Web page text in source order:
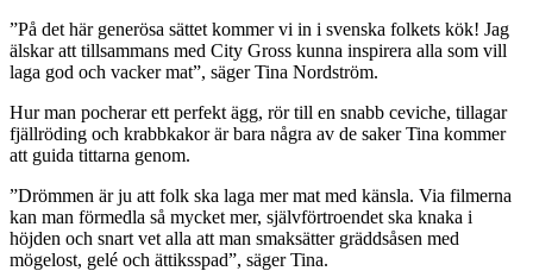
”På det här generösa sättet kommer vi in i svenska folkets kök! Jag
älskar att tillsammans med City Gross kunna inspirera alla som vill
laga god och vacker mat”, säger Tina Nordström.
Hur man pocherar ett perfekt ägg, rör till en snabb ceviche, tillagar
fjällröding och krabbkakor är bara några av de saker Tina kommer
att guida tittarna genom.
”Drömmen är ju att folk ska laga mer mat med känsla. Via filmerna
kan man förmedla så mycket mer, självförtroendet ska knaka i
höjden och snart vet alla att man smaksätter gräddsåsen med
mögelost, gelé och ättiksspad”, säger Tina.